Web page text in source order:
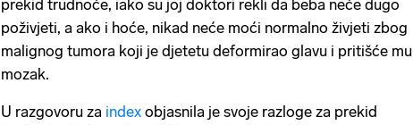
prekid trudnoće, iako su joj doktori rekli da beba neće dugo
poživjeti, a ako i hoće, nikad neće moći normalno živjeti zbog
malignog tumora koji je djetetu deformirao glavu i pritišće mu
mozak.
U razgovoru za index objasnila je svoje razloge za prekid